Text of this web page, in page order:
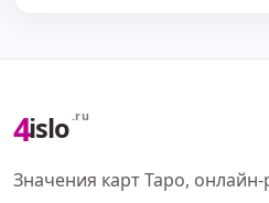
4islo .ru
Значения карт Таро,